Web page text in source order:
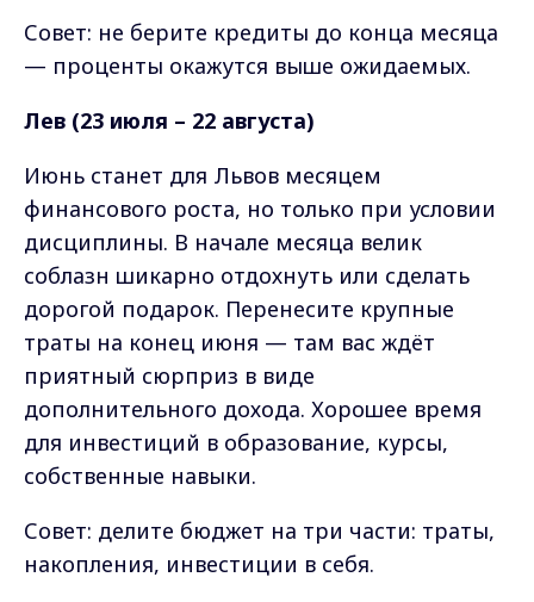
Совет: не берите кредиты до конца месяца
— проценты окажутся выше ожидаемых.
Лев (23 июля – 22 августа)
Июнь станет для Львов месяцем
финансового роста, но только при условии
дисциплины. В начале месяца велик
соблазн шикарно отдохнуть или сделать
дорогой подарок. Перенесите крупные
траты на конец июня — там вас ждёт
приятный сюрприз в виде
дополнительного дохода. Хорошее время
для инвестиций в образование, курсы,
собственные навыки.
Совет: делите бюджет на три части: траты,
накопления, инвестиции в себя.